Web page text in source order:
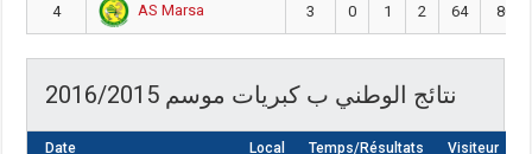
4 AS Marsa 3 0 1 2 64 80
نتائج الوطني ب كبريات موسم 2016/2015
Date Local Temps/Résultats Visiteur